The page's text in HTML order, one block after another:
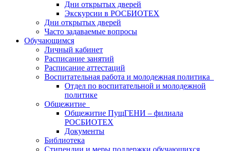
Дни открытых дверей
Экскурсии в РОСБИОТЕХ
Дни открытых дверей
Часто задаваемые вопросы
Обучающимся
Личный кабинет
Расписание занятий
Расписание аттестаций
Воспитательная работа и молодежная политика
Отдел по воспитательной и молодежной
политике
Общежитие
Общежитие ПущГЕНИ – филиала
РОСБИОТЕХ
Документы
Библиотека
Стипендии и меры поддержки обучающихся